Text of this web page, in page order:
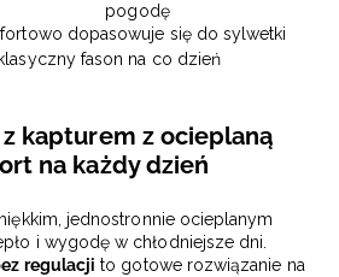
pogodę
dopasowuje się do sylwetki
fason na co dzień
kapturem z ocieplaną
na każdy dzień
jednostronnie ocieplanym
i wygodę w chłodniejsze dni.
regulacji to gotowe rozwiązanie na